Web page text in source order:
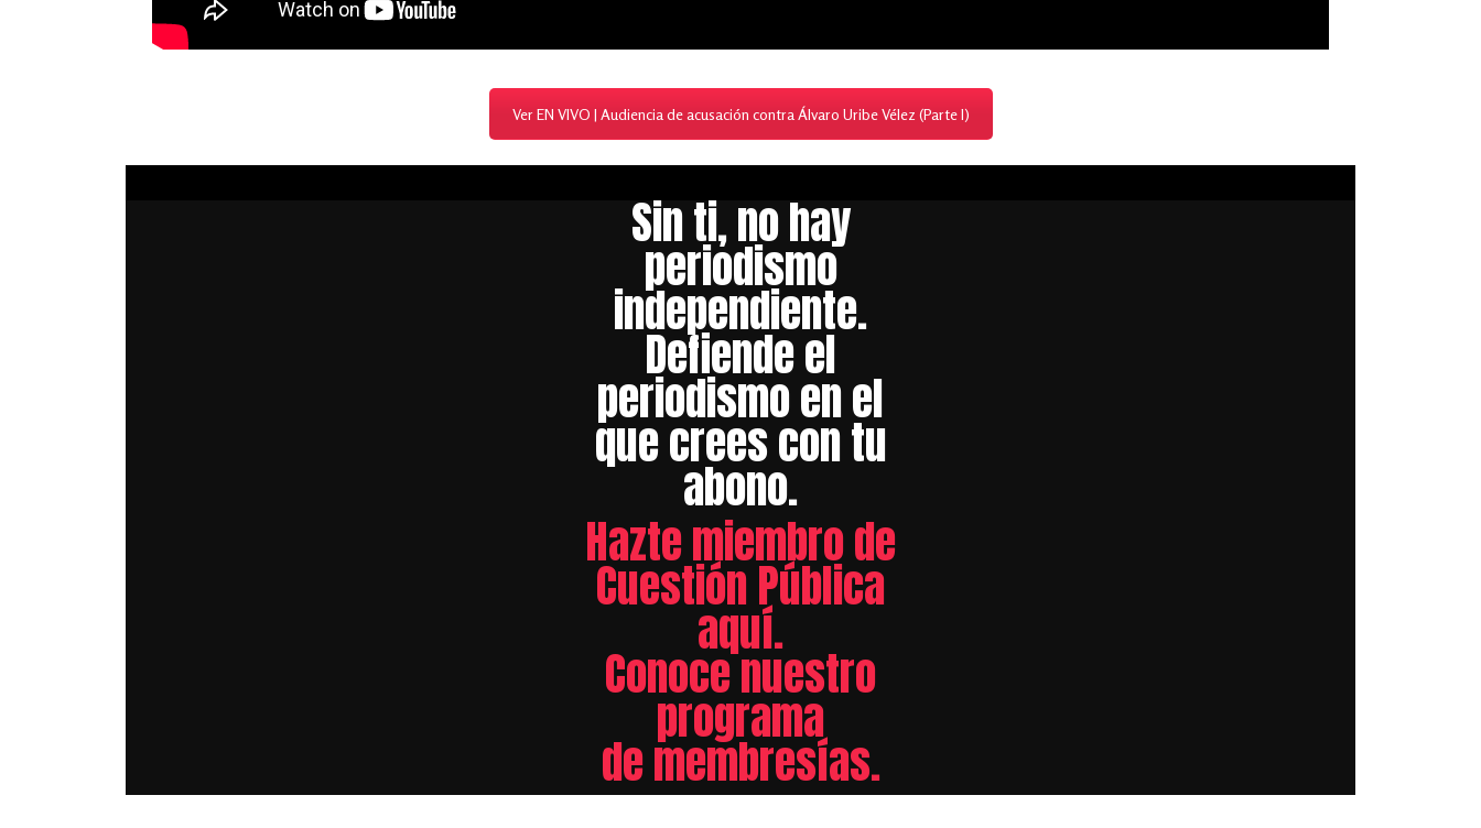
Ver EN VIVO | Audiencia de acusación contra Álvaro Uribe Vélez (Parte I)
Sin ti, no hay
periodismo
independiente.
Defiende el
periodismo en el
que crees con tu
abono.
Hazte miembro de
Cuestión Pública
aquí.
Conoce nuestro
programa
de membresías.